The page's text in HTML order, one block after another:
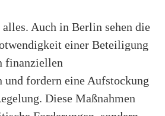
Auch in Berlin sehen die
einer Beteiligung
finanziellen
und fordern eine Aufstockung
Diese Maßnahmen